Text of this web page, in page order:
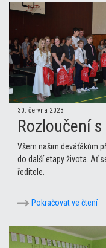
30. června 2023
Rozloučení
Všem našim deváťákům
do další etapy života. Ať
ředitele.
Pokračovat ve čtení